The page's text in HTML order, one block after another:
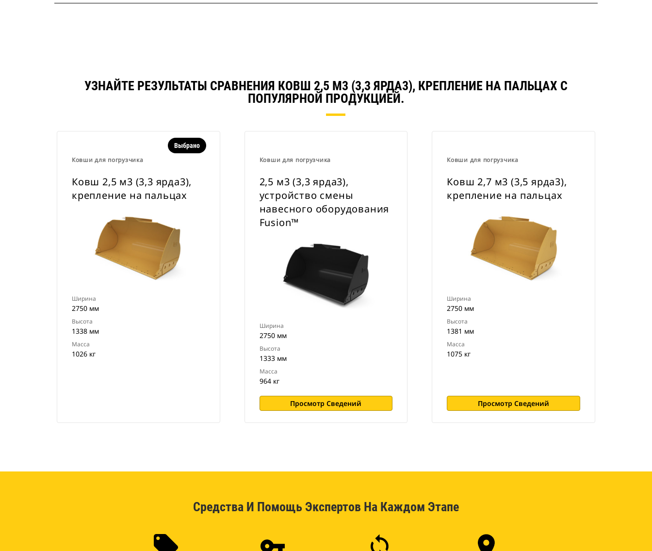
УЗНАЙТЕ РЕЗУЛЬТАТЫ СРАВНЕНИЯ КОВШ 2,5 М3 (3,3 ЯРДА3), КРЕПЛЕНИЕ НА ПАЛЬЦАХ С
ПОПУЛЯРНОЙ ПРОДУКЦИЕЙ.
Ковши для погрузчика
Выбрано
Ковш 2,5 м3 (3,3 ярда3),
крепление на пальцах
Ширина
2750 мм
Высота
1338 мм
Масса
1026 кг
Ковши для погрузчика
2,5 м3 (3,3 ярда3),
устройство смены
навесного оборудования
Fusion™
Ширина
2750 мм
Высота
1333 мм
Масса
964 кг
Просмотр Сведений
Ковши для погрузчика
Ковш 2,7 м3 (3,5 ярда3),
крепление на пальцах
Ширина
2750 мм
Высота
1381 мм
Масса
1075 кг
Просмотр Сведений
Средства И Помощь Экспертов На Каждом Этапе